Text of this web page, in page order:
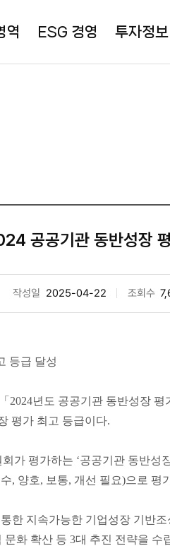
역 ESG 경영 투자정보
공공기관 동반성장
작성일 2025-04-22 조회수
등급 달성
2024년도 공공기관 동반성장
평가 최고 등급이다.
가 평가하는 ‘공공기관 동반성
, 양호, 보통, 개선 필요)으로 평
한 지속가능한 기업성장 기반
화 확산 등 3대 추진 전략을 수